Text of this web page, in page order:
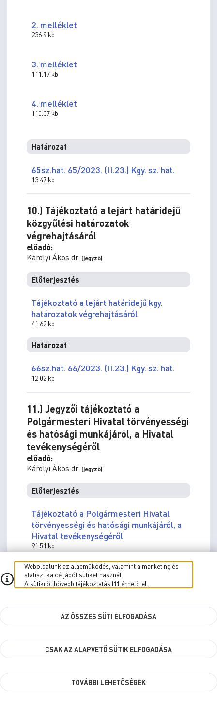
2. melléklet
236.9 kb
3. melléklet
111.17 kb
4. melléklet
110.37 kb
Határozat
65sz.hat. 65/2023. (II.23.) Kgy. sz. hat.
13.47 kb
10.) Tájékoztató a lejárt határidejű
közgyűlési határozatok
végrehajtásáról
előadó:
Károlyi Ákos dr. (jegyző)
Előterjesztés
Tájékoztató a lejárt határidejű kgy.
határozatok végrehajtásáról
41.62 kb
Határozat
66sz.hat. 66/2023. (II.23.) Kgy. sz. hat.
12.02 kb
11.) Jegyzői tájékoztató a
Polgármesteri Hivatal törvényességi
és hatósági munkájáról, a Hivatal
tevékenységéről
előadó:
Károlyi Ákos dr. (jegyző)
Előterjesztés
Tájékoztató a Polgármesteri Hivatal
törvényességi és hatósági munkájáról, a
Hivatal tevékenységéről
91.51 kb
Határozat
67sz.hat. 67/2023. (II.23.) Kgy. sz. hat.
Zárt ülés
12.) Javaslat önkormányzati
kitüntetések adományozására
Nemény András dr.
Weboldalunk az alapműködés, valamint a marketing és
statisztika céljából sütiket használ.
A sütikről bővebb tájékoztatás itt érhető el.
AZ ÖSSZES SÜTI ELFOGADÁSA
CSAK AZ ALAPVETŐ SÜTIK ELFOGADÁSA
TOVÁBBI LEHETŐSÉGEK